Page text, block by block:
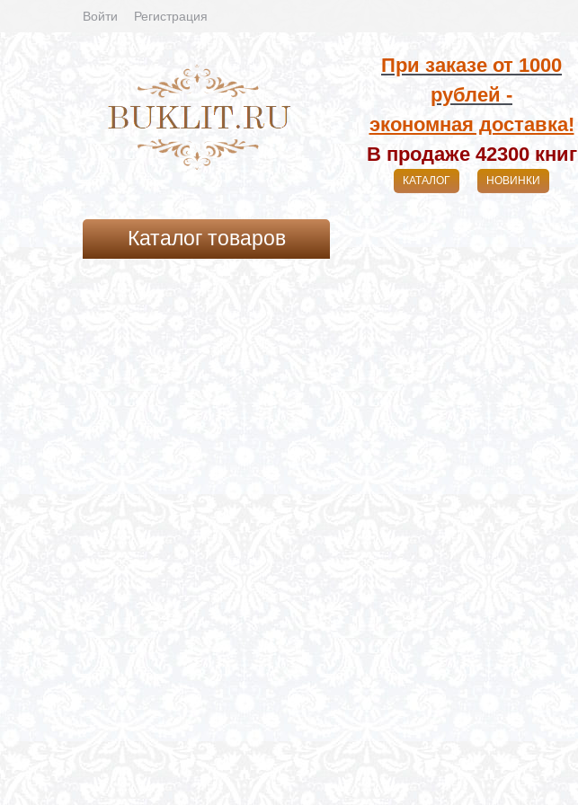
Войти Регистрация
При заказе от 1000
рублей -
экономная доставка!
В продаже 42300 книг
КАТАЛОГ НОВИНКИ
Каталог товаров